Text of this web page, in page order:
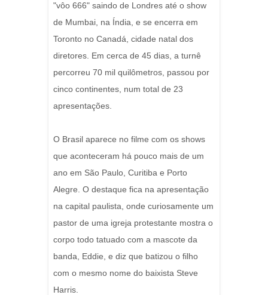
"vôo 666" saindo de Londres até o show
de Mumbai, na Índia, e se encerra em
Toronto no Canadá, cidade natal dos
diretores. Em cerca de 45 dias, a turnê
percorreu 70 mil quilômetros, passou por
cinco continentes, num total de 23
apresentações.
O Brasil aparece no filme com os shows
que aconteceram há pouco mais de um
ano em São Paulo, Curitiba e Porto
Alegre. O destaque fica na apresentação
na capital paulista, onde curiosamente um
pastor de uma igreja protestante mostra o
corpo todo tatuado com a mascote da
banda, Eddie, e diz que batizou o filho
com o mesmo nome do baixista Steve
Harris.